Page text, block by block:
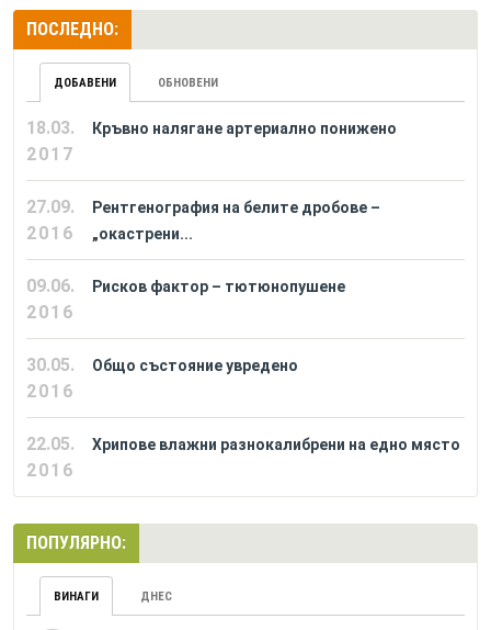
ПОСЛЕДНО:
ДОБАВЕНИ ОБНОВЕНИ
18.03.
2017
Кръвно налягане артериално понижено
27.09.
2016
Рентгенография на белите дробове –
„окастрени...
09.06.
2016
Рисков фактор – тютюнопушене
30.05.
2016
Общо състояние увредено
22.05.
2016
Хрипове влажни разнокалибрени на едно място
ПОПУЛЯРНО:
ВИНАГИ ДНЕС